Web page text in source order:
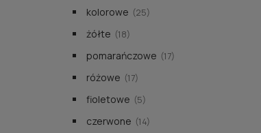
kolorowe (25)
żółte (18)
pomarańczowe (17)
różowe (17)
fioletowe (5)
czerwone (14)